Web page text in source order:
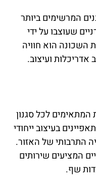
המרשימים ביותר
שעוצבו על ידי
השכונה הוא חוויה
ועיצוב.
לכל סגנון
בעיצוב ייחודי
התרבותי של האזור.
המציעים שירותים
שף.